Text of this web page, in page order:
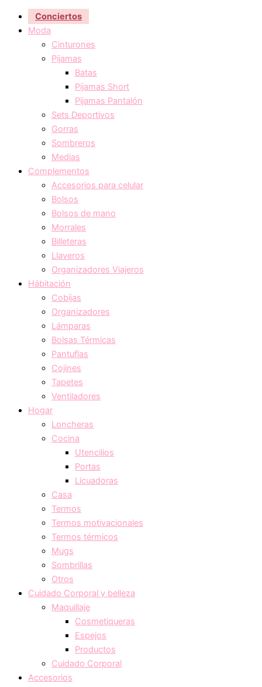
Conciertos
Moda
Cinturones
Pijamas
Batas
Pijamas Short
Pijamas Pantalón
Sets Deportivos
Gorras
Sombreros
Medias
Complementos
Accesorios para celular
Bolsos
Bolsos de mano
Morrales
Billeteras
Llaveros
Organizadores Viajeros
Hábitación
Cobijas
Organizadores
Lámparas
Bolsas Térmicas
Pantuflas
Cojines
Tapetes
Ventiladores
Hogar
Loncheras
Cocina
Utencilios
Portas
Licuadoras
Casa
Termos
Termos motivacionales
Termos térmicos
Mugs
Sombrillas
Otros
Cuidado Corporal y belleza
Maquillaje
Cosmetiqueras
Espejos
Productos
Cuidado Corporal
Accesorios